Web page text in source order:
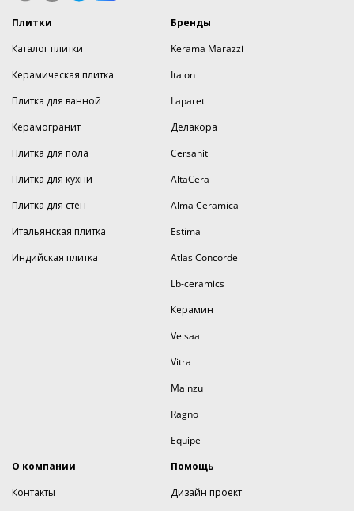
Плитки
Каталог плитки
Керамическая плитка
Плитка для ванной
Керамогранит
Плитка для пола
Плитка для кухни
Плитка для стен
Итальянская плитка
Индийская плитка
Бренды
Kerama Marazzi
Italon
Laparet
Делакора
Cersanit
AltaCera
Alma Ceramica
Estima
Atlas Concorde
Lb-ceramics
Керамин
Velsaa
Vitra
Mainzu
Ragno
Equipe
О компании
Контакты
Помощь
Дизайн проект